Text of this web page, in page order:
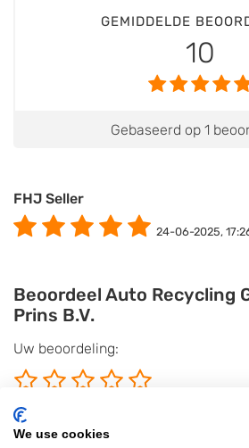
GEMIDDELDE
10
Gebaseerd op 1
FHJ Seller
24-06-2025,
Beoordeel Auto Recycling
Prins B.V.
Uw beoordeling:
We use cookies